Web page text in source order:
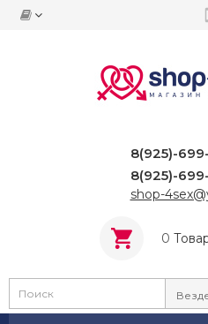
8(925)-
8(925)-
shop-
0